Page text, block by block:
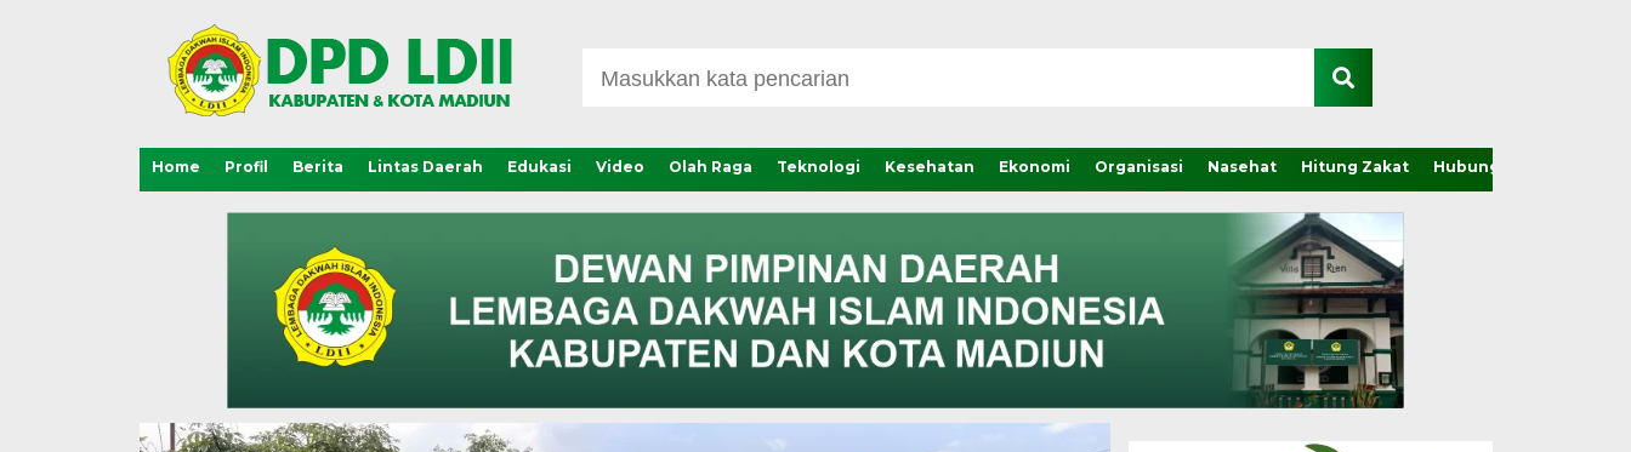
Home Profil Berita Lintas Daerah Edukasi Video Olah Raga Teknologi Kesehatan Ekonomi Organisasi Nasehat Hitung Zakat Hubungi Kami